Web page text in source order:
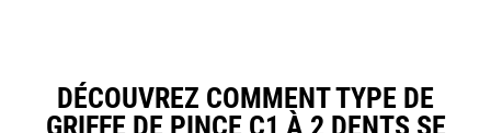
DÉCOUVREZ COMMENT TYPE DE